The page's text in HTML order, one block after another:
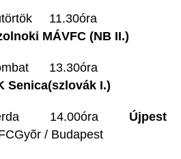
11.30óra
MÁVFC (NB II.)
13.30óra
Senica(szlovák I.)
szerda 14.00óra
Újpest
FCGyõr / Budapest